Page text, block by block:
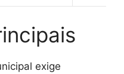
exige